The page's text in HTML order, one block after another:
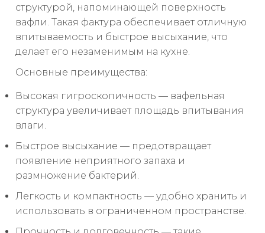
структурой, напоминающей поверхность
вафли. Такая фактура обеспечивает отличную
впитываемость и быстрое высыхание, что
делает его незаменимым на кухне.
Основные преимущества:
Высокая гигроскопичность — вафельная
структура увеличивает площадь впитывания
влаги.
Быстрое высыхание — предотвращает
появление неприятного запаха и
размножение бактерий.
Легкость и компактность — удобно хранить и
использовать в ограниченном пространстве.